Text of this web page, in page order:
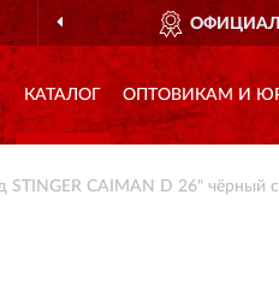
КАТАЛОГ ОПТОВИКАМ И
STINGER CAIMAN D 26"